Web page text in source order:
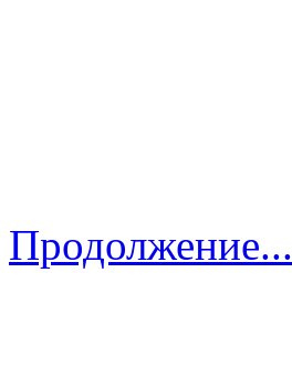
Продолжение...